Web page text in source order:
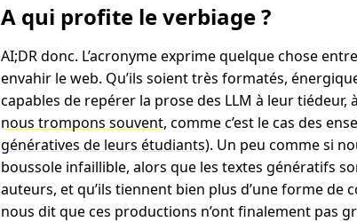
A qui profite le verbiage ?
AI;DR donc. L’acronyme exprime quelque chose
envahir le web. Qu’ils soient très formatés,
capables de repérer la prose des LLM à leur
nous trompons souvent, comme c’est le cas des
génératives de leurs étudiants). Un peu comme si
boussole infaillible, alors que les textes génératifs
auteurs, et qu’ils tiennent bien plus d’une forme de
nous dit que ces productions n’ont finalement pas